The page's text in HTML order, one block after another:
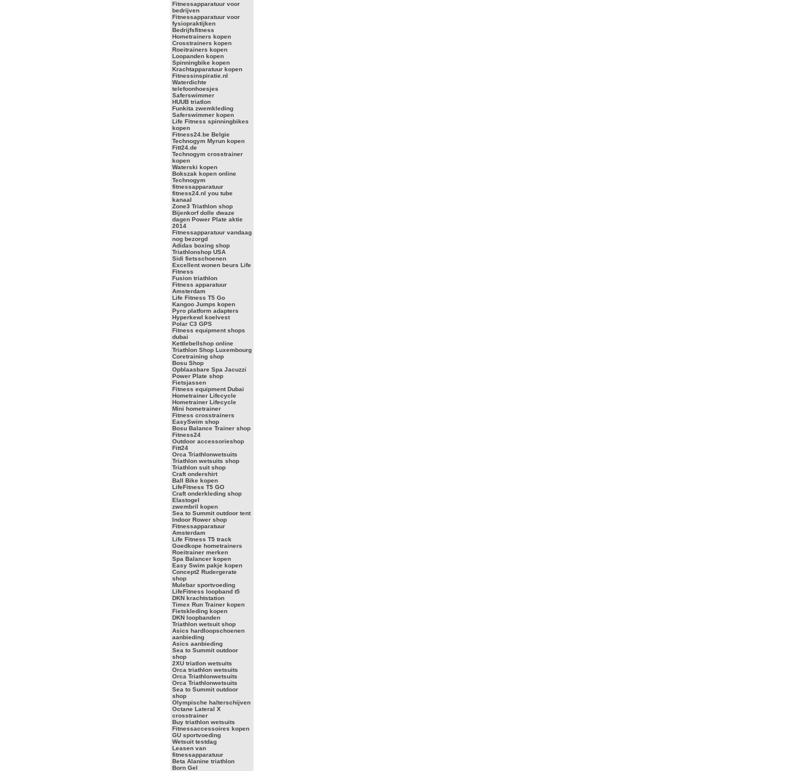
Fitnessapparatuur voor
bedrijven
Fitnessapparatuur voor
fysiopraktijken
Bedrijfsfitness
Hometrainers kopen
Crosstrainers kopen
Roeitrainers kopen
Loopanden kopen
Spinningbike kopen
Krachtapparatuur kopen
Fitnessinspiratie.nl
Waterdichte
telefoonhoesjes
Saferswimmer
HUUB triatlon
Funkita zwemkleding
Saferswimmer kopen
Life Fitness spinningbikes
kopen
Fitness24.be Belgie
Technogym Myrun kopen
Fitt24.de
Technogym crosstrainer
kopen
Waterski kopen
Bokszak kopen online
Technogym
fitnessapparatuur
fitness24.nl you tube
kanaal
Zone3 Triathlon shop
Bijenkorf dolle dwaze
dagen Power Plate aktie
2014
Fitnessapparatuur vandaag
nog bezorgd
Adidas boxing shop
Triathlonshop USA
Sidi fietsschoenen
Excellent wonen beurs Life
Fitness
Fusion triathlon
Fitness apparatuur
Amsterdam
Life Fitness T5 Go
Kangoo Jumps kopen
Pyro platform adapters
Hyperkewl koelvest
Polar C3 GPS
Fitness equipment shops
dubai
Kettlebellshop online
Triathlon Shop Luxembourg
Coretraining shop
Bosu Shop
Opblaasbare Spa Jacuzzi
Power Plate shop
Fietsjassen
Fitness equipment Dubai
Hometrainer Lifecycle
Hometrainer Lifecycle
Mini hometrainer
Fitness crosstrainers
EasySwim shop
Bosu Balance Trainer shop
Fitness24
Outdoor accessorieshop
Fitt24
Orca Triathlonwetsuits
Triathlon wetsuits shop
Triathlon suit shop
Craft ondershirt
Ball Bike kopen
LifeFitness T5 GO
Craft onderkleding shop
Elastogel
zwembril kopen
Sea to Summit outdoor tent
Indoor Rower shop
Fitnessapparatuur
Amsterdam
Life Fitness T5 track
Goedkope hometrainers
Roeitrainer merken
Spa Balancer kopen
Easy Swim pakje kopen
Concept2 Rudergerate
shop
Mulebar sportvoeding
LifeFitness loopband t5
DKN krachtstation
Timex Run Trainer kopen
Fietskleding kopen
DKN loopbanden
Triathlon wetsuit shop
Asics hardloopschoenen
aanbieding
Asics aanbieding
Sea to Summit outdoor
shop
2XU triatlon wetsuits
Orca triathlon wetsuits
Orca Triathlonwetsuits
Orca Triathlonwetsuits
Sea to Summit outdoor
shop
Olympische halterschijven
Octane Lateral X
crosstrainer
Buy triathlon wetsuits
Fitnessaccessoires kopen
GU sportvoeding
Wetsuit testdag
Leasen van
fitnessapparatuur
Beta Alanine triathlon
Born Gel